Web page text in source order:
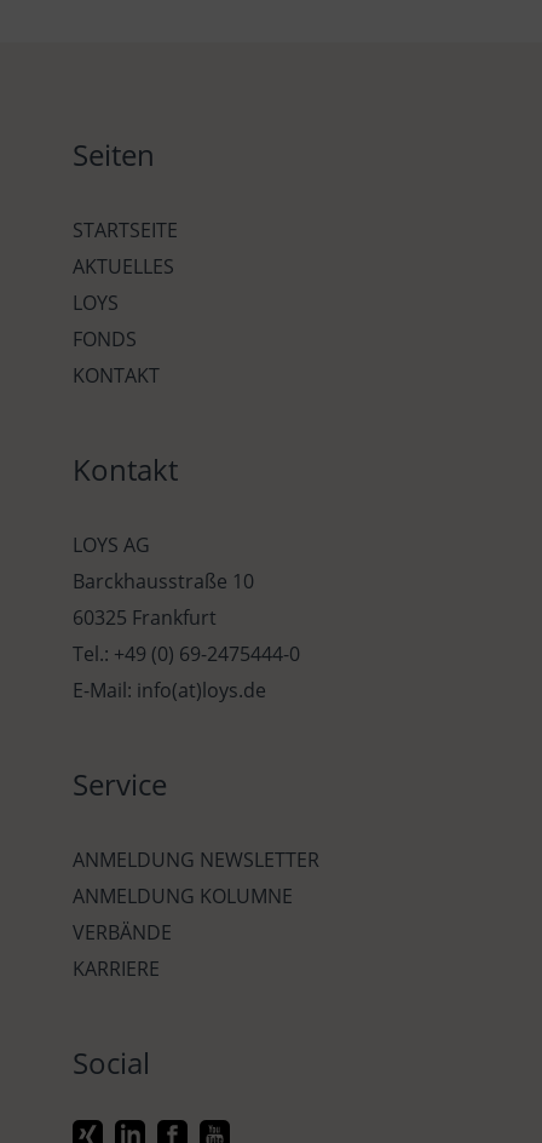
Seiten
STARTSEITE
AKTUELLES
LOYS
FONDS
KONTAKT
Kontakt
LOYS AG
Barckhausstraße 10
60325 Frankfurt
Tel.: +49 (0) 69-2475444-0
E-Mail: info(at)loys.de
Service
ANMELDUNG NEWSLETTER
ANMELDUNG KOLUMNE
VERBÄNDE
KARRIERE
Social